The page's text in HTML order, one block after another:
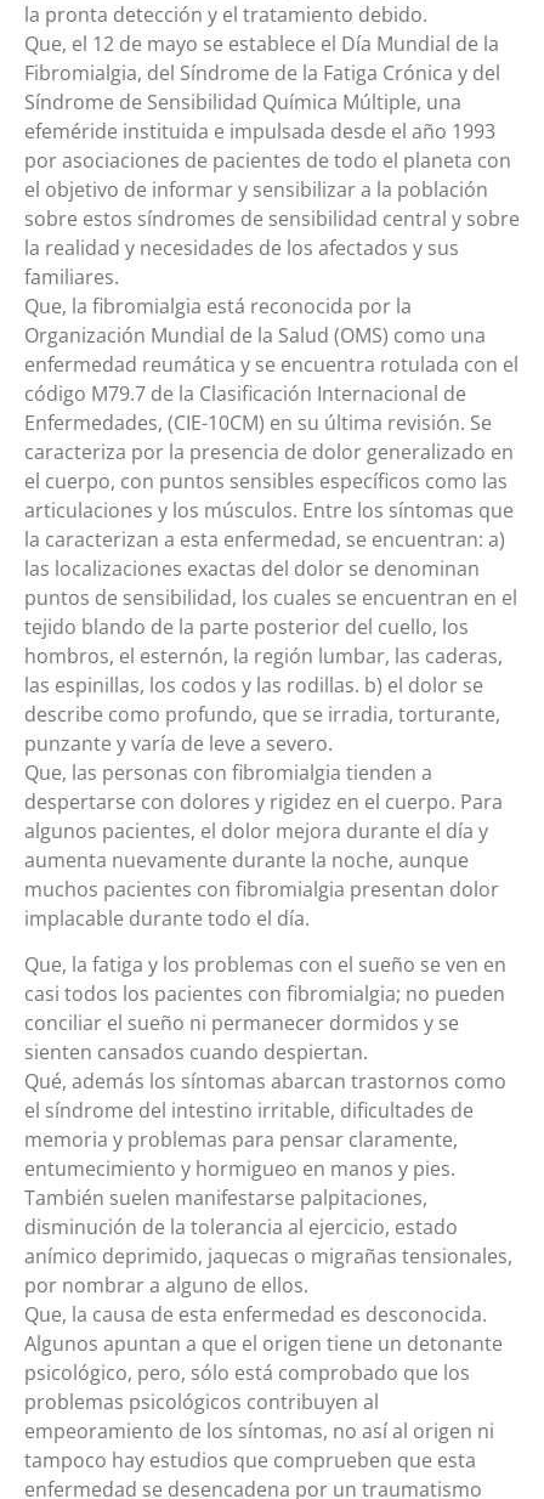
la pronta detección y el tratamiento debido.
Que, el 12 de mayo se establece el Día Mundial de la
Fibromialgia, del Síndrome de la Fatiga Crónica y del
Síndrome de Sensibilidad Química Múltiple, una
efeméride instituida e impulsada desde el año 1993
por asociaciones de pacientes de todo el planeta con
el objetivo de informar y sensibilizar a la población
sobre estos síndromes de sensibilidad central y sobre
la realidad y necesidades de los afectados y sus
familiares.
Que, la fibromialgia está reconocida por la
Organización Mundial de la Salud (OMS) como una
enfermedad reumática y se encuentra rotulada con el
código M79.7 de la Clasificación Internacional de
Enfermedades, (CIE-10CM) en su última revisión. Se
caracteriza por la presencia de dolor generalizado en
el cuerpo, con puntos sensibles específicos como las
articulaciones y los músculos. Entre los síntomas que
la caracterizan a esta enfermedad, se encuentran: a)
las localizaciones exactas del dolor se denominan
puntos de sensibilidad, los cuales se encuentran en el
tejido blando de la parte posterior del cuello, los
hombros, el esternón, la región lumbar, las caderas,
las espinillas, los codos y las rodillas. b) el dolor se
describe como profundo, que se irradia, torturante,
punzante y varía de leve a severo.
Que, las personas con fibromialgia tienden a
despertarse con dolores y rigidez en el cuerpo. Para
algunos pacientes, el dolor mejora durante el día y
aumenta nuevamente durante la noche, aunque
muchos pacientes con fibromialgia presentan dolor
implacable durante todo el día.
Que, la fatiga y los problemas con el sueño se ven en
casi todos los pacientes con fibromialgia; no pueden
conciliar el sueño ni permanecer dormidos y se
sienten cansados cuando despiertan.
Qué, además los síntomas abarcan trastornos como
el síndrome del intestino irritable, dificultades de
memoria y problemas para pensar claramente,
entumecimiento y hormigueo en manos y pies.
También suelen manifestarse palpitaciones,
disminución de la tolerancia al ejercicio, estado
anímico deprimido, jaquecas o migrañas tensionales,
por nombrar a alguno de ellos.
Que, la causa de esta enfermedad es desconocida.
Algunos apuntan a que el origen tiene un detonante
psicológico, pero, sólo está comprobado que los
problemas psicológicos contribuyen al
empeoramiento de los síntomas, no así al origen ni
tampoco hay estudios que comprueben que esta
enfermedad se desencadena por un traumatismo